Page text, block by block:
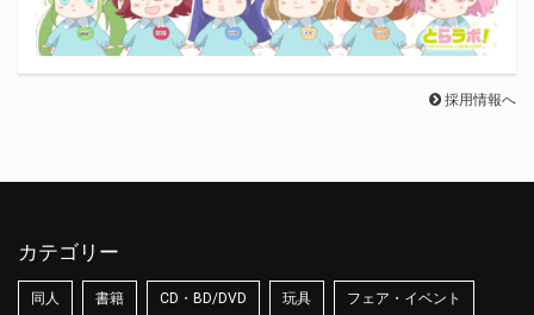
採用情報へ
カテゴリー
同人 書籍 CD・BD/DVD 玩具 フェア・イベント